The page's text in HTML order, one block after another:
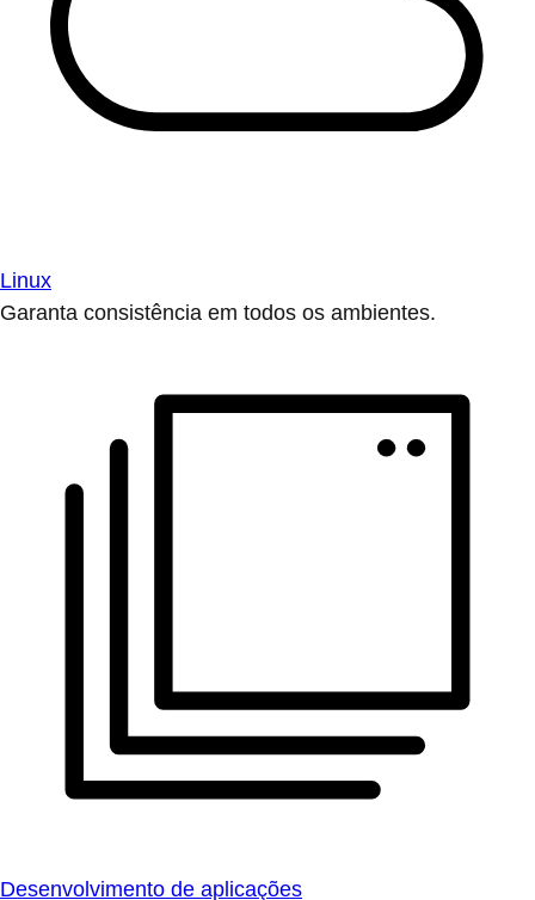
Linux
Garanta consistência em todos os ambientes.
Desenvolvimento de aplicações